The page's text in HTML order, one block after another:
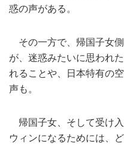
惑の声がある。
その一方で、帰国子女
が、迷惑みたいに思われ
れることや、日本特有の
声も。
帰国子女、そして受け
ウィンになるためには、